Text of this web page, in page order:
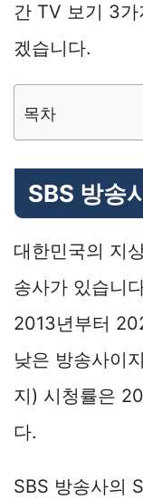
간 TV 보기 3
겠습니다.
목차
SBS 방송
대한민국의 지
송사가 있습니
2013년부터
낮은 방송사이
지) 시청률은
다.
SBS 방송사의